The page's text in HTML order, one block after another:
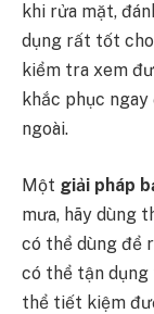
khi rửa mặt,
dụng rất tốt
kiểm tra xem
khắc phục
ngoài.
Một giải pháp
mưa, hãy dùng
có thể dùng để
có thể tận dụng
thể tiết kiệm